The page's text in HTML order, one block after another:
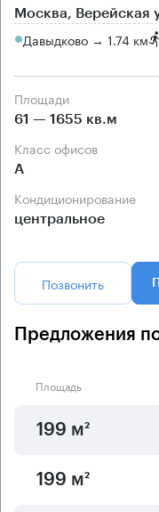
Москва, Верейская
Давыдково → 1.74 км
Площади
61 — 1655 кв.м
Класс офисов
А
Кондиционирование
центральное
Позвонить
Предложения
Площадь
199 м²
199 м²